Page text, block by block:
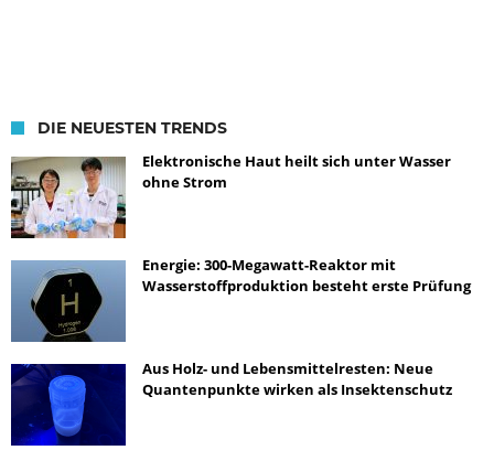
DIE NEUESTEN TRENDS
Elektronische Haut heilt sich unter Wasser
ohne Strom
Energie: 300-Megawatt-Reaktor mit
Wasserstoffproduktion besteht erste Prüfung
Aus Holz- und Lebensmittelresten: Neue
Quantenpunkte wirken als Insektenschutz